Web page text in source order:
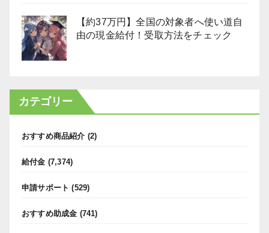
【約37万円】全国の対象者へ使い道自
由の現金給付！受取方法をチェック
カテゴリー
おすすめ商品紹介 (2)
給付金 (7,374)
申請サポート (529)
おすすめ助成金 (741)